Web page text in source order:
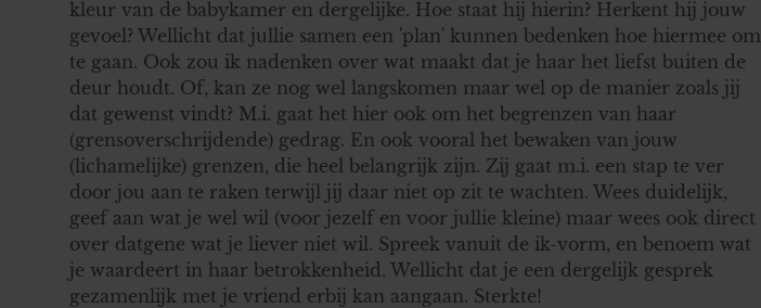
kleur van de babykamer en dergelijke. Hoe staat hij hierin? Herkent hij jouw
gevoel? Wellicht dat jullie samen een 'plan' kunnen bedenken hoe hiermee om
te gaan. Ook zou ik nadenken over wat maakt dat je haar het liefst buiten de
deur houdt. Of, kan ze nog wel langskomen maar wel op de manier zoals jij
dat gewenst vindt? M.i. gaat het hier ook om het begrenzen van haar
(grensoverschrijdende) gedrag. En ook vooral het bewaken van jouw
(lichamelijke) grenzen, die heel belangrijk zijn. Zij gaat m.i. een stap te ver
door jou aan te raken terwijl jij daar niet op zit te wachten. Wees duidelijk,
geef aan wat je wel wil (voor jezelf en voor jullie kleine) maar wees ook direct
over datgene wat je liever niet wil. Spreek vanuit de ik-vorm, en benoem wat
je waardeert in haar betrokkenheid. Wellicht dat je een dergelijk gesprek
gezamenlijk met je vriend erbij kan aangaan. Sterkte!